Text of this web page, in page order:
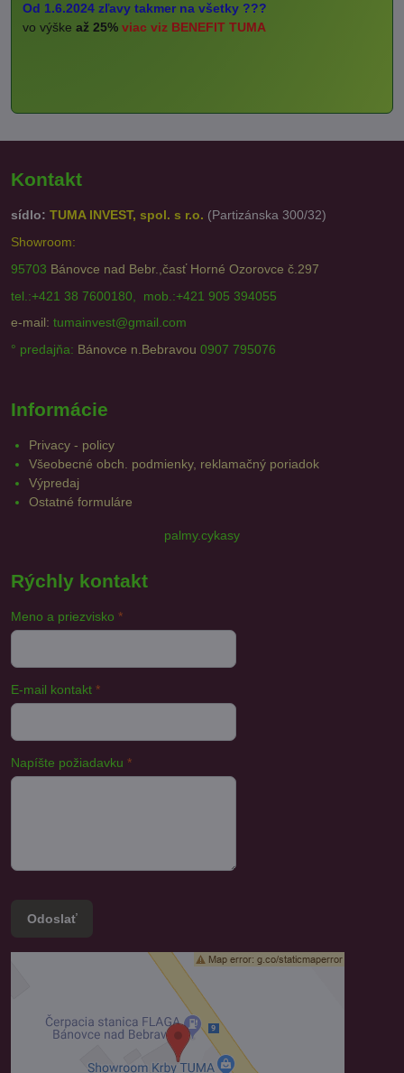
Od 1.6.2024 zľavy takmer na všetky ???
vo výške až 25% viac viz BENEFIT TUMA
Kontakt
sídlo: TUMA INVEST, spol. s r.o. (Partizánska 300/32)
Showroom:
95703 Bánovce nad Bebr.,časť Horné Ozorovce č.297
tel.:+421 38 7600180, mob.:+421 905 394055
e-mail: tumainvest@gmail.com
° predajňa: Bánovce n.Bebravou 0907 795076
Informácie
Privacy - policy
Všeobecné obch. podmienky, reklamačný poriadok
Výpredaj
Ostatné formuláre
palmy.cykasy
Rýchly kontakt
Meno a priezvisko *
E-mail kontakt *
Napíšte požiadavku *
Odoslať